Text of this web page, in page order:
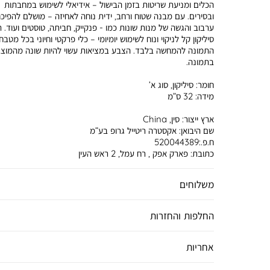
משלוחים
החלפות והחזרות
אחריות
הכלים ומניעת שריטות בזמן הבישול – אידיאלי לשימוש במחבתות
ובסירים. עם מבנה שטוח ורחב, ידית נוחה לאחיזה – מושלם
ערבוב והגשה של מנות שונות כמו - פנקייק, חביתה, טוסטים ועוד.
סיליקון קל לניקוי ונוח לשימוש יומיומי – כלי פרקטי וחיוני בכל
התמונה להמחשה בלבד. הצבע במציאות עשוי להיות שונה
בתמונה.
חומר:סיליקון, סוג א’
מידה:32 ס”מ
ארץ ייצור:סין, China
שם היבואן:אקסטרה ריטייל גרופ בע”מ
ח.פ.:520044389
כתובת:פארק אפק , רח עמל, 2 ראש העין